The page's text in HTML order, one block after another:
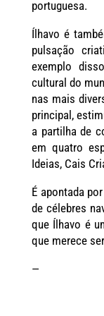
portuguesa.
Ílhavo é
pulsação
exemplo
cultural do
nas mais
principal,
a partilha de
em quatro
Ideias, Cais
É apontada
de célebres
que Ílhavo é
que merece
—